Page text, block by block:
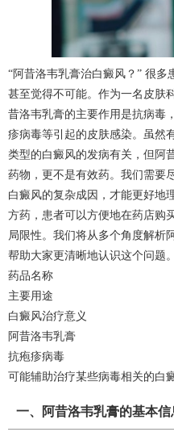
“阿昔洛韦乳膏治白癜风？” 很
甚至觉得不可能。作为一名皮肤
昔洛韦乳膏的主要作用是抗病毒
疹病毒等引起的皮肤感染。虽然
类型的白癜风的发病有关，但阿
药物，更不是有效药。我们需要
白癜风的复杂成因，才能更好地
方药，患者可以方便地在药店购
局限性。我们将从多个角度解析
帮助大家更清晰地认识这个问题。
药品名称
主要用途
白癜风治疗意义
阿昔洛韦乳膏
抗疱疹病毒
可能辅助治疗某些病毒相关的白
一、阿昔洛韦乳膏的基本信